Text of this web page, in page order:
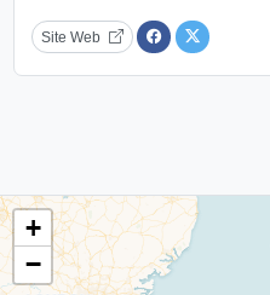
Site Web
+
−